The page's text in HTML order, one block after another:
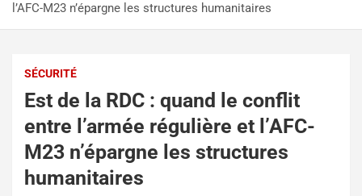
l’AFC-M23 n’épargne les structures humanitaires
SÉCURITÉ
Est de la RDC : quand le conflit
entre l’armée régulière et l’AFC-
M23 n’épargne les structures
humanitaires